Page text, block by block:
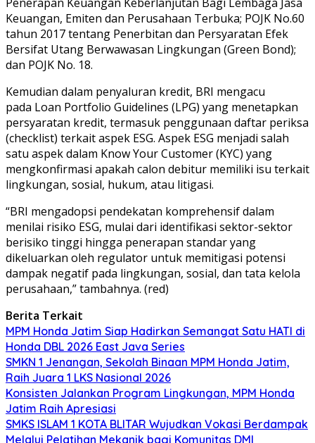
Keuangan, Emiten dan Perusahaan Terbuka; POJK No.60
tahun 2017 tentang Penerbitan dan Persyaratan Efek
Bersifat Utang Berwawasan Lingkungan (Green Bond);
dan POJK No. 18.
Kemudian dalam penyaluran kredit, BRI mengacu
pada Loan Portfolio Guidelines (LPG) yang menetapkan
persyaratan kredit, termasuk penggunaan daftar periksa
(checklist) terkait aspek ESG. Aspek ESG menjadi salah
satu aspek dalam Know Your Customer (KYC) yang
mengkonfirmasi apakah calon debitur memiliki isu terkait
lingkungan, sosial, hukum, atau litigasi.
“BRI mengadopsi pendekatan komprehensif dalam
menilai risiko ESG, mulai dari identifikasi sektor-sektor
berisiko tinggi hingga penerapan standar yang
dikeluarkan oleh regulator untuk memitigasi potensi
dampak negatif pada lingkungan, sosial, dan tata kelola
perusahaan,” tambahnya. (red)
Berita Terkait
MPM Honda Jatim Siap Hadirkan Semangat Satu HATI di
Honda DBL 2026 East Java Series
SMKN 1 Jenangan, Sekolah Binaan MPM Honda Jatim,
Raih Juara 1 LKS Nasional 2026
Konsisten Jalankan Program Lingkungan, MPM Honda
Jatim Raih Apresiasi
SMKS ISLAM 1 KOTA BLITAR Wujudkan Vokasi Berdampak
Melalui Pelatihan Mekanik bagi Komunitas DMI